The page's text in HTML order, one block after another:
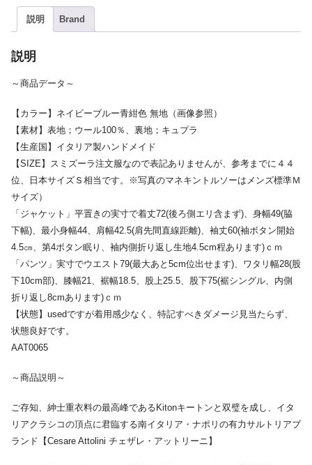
説明 Brand
説明
～商品データ～
【カラー】ネイビーブルー青紺色 無地（画像参照）
【素材】表地；ウール100％、裏地；キュプラ
【生産国】イタリア製ハンドメイド
【SIZE】スミズーラ注文服なので表記ありませんが、参考までに４４
位、日本サイズＳ相当です。※写真のマネキントルソーはメンズ標準Ｍ
サイズ）
「ジャケット」平置きの実寸で着丈72(後ろ側エリ含まず)、身幅49(脇
下幅)、最小身幅44、肩幅42.5(肩先間直線距離)、袖丈60(袖ボタン開始
4.5㎝、第4ボタン眠り、袖内側折り返し生地4.5cm程あります)ｃｍ
「パンツ」実寸でウエスト79(最大あと5cm位出せます)、ワタリ幅28(股
下10cm部)、膝幅21、裾幅18.5、股上25.5、股下75(裾シングル、内側
折り返し8cmあります)ｃｍ
【状態】usedですが着用感少なく、特記すべきダメージ見当たらず、
状態良好です。
AAT0065
～商品説明～
ご存知、紳士重衣料の最高峰であるKitonキートンと双璧を成し、イタ
リアクラシコの頂点に君臨する南イタリア・ナポリの有力サルトリアブ
ランド【Cesare Attolini チェザレ・アットリーニ】